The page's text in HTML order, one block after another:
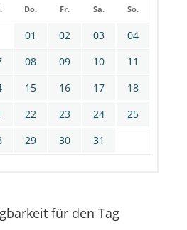
Do. Fr. Sa. So.
01 02 03
04
08 09 10
11
15 16 17
18
22 23 24
25
29 30 31
für den Tag